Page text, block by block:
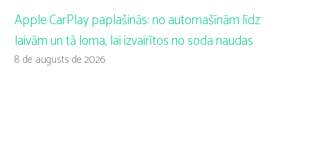
Apple CarPlay paplašinās: no automašīnām līdz
laivām un tā loma, lai izvairītos no soda naudas
8 de augusts de 2026